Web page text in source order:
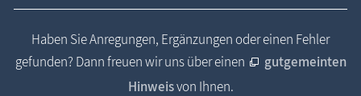
Haben Sie Anregungen, Ergänzungen oder einen Fehler
gefunden? Dann freuen wir uns über einen
gutgemeinten
Hinweisvon Ihnen.